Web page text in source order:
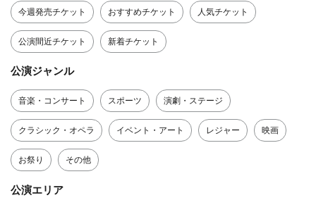
今週発売チケット おすすめチケット 人気チケット
公演間近チケット 新着チケット
公演ジャンル
音楽・コンサート スポーツ 演劇・ステージ
クラシック・オペラ イベント・アート レジャー 映画
お祭り その他
公演エリア